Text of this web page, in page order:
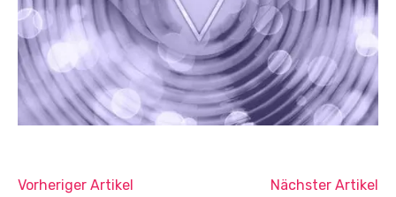
Vorheriger Artikel Nächster Artikel